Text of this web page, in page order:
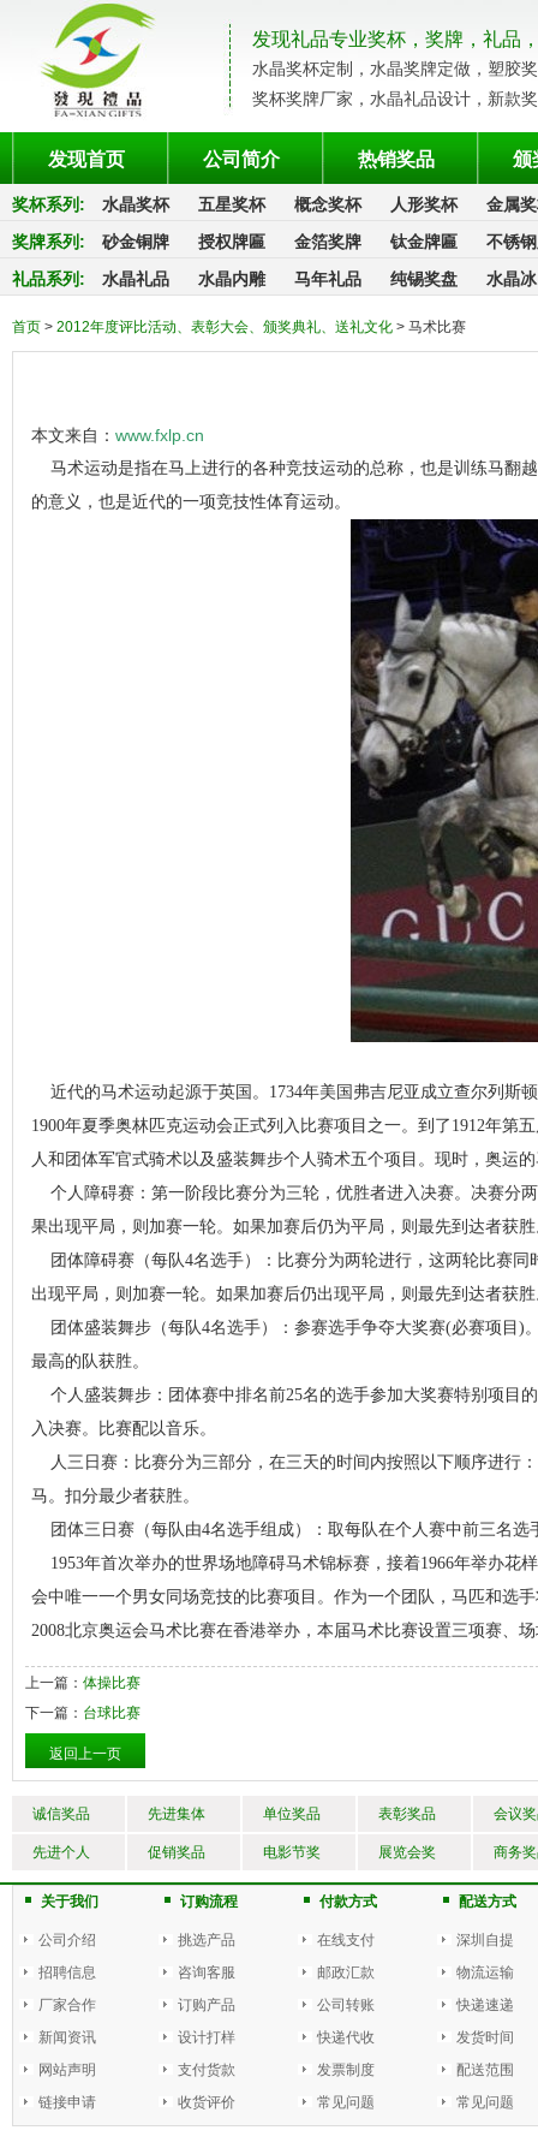
发现礼品专业奖杯，奖牌，礼品
水晶奖杯定制，水晶奖牌定做，塑胶
奖杯奖牌厂家，水晶礼品设计，新款
发现首页 公司简介 热销奖品 颁
奖杯系列 : 水晶奖杯 五星奖杯 概念奖杯 人形奖杯
金属
奖牌系列 : 砂金铜牌 授权牌匾 金箔奖牌 钛金牌匾
不锈
礼品系列 : 水晶礼品 水晶内雕 马年礼品 纯锡奖盘 水晶
首页 > 2012年度评比活动、表彰大会、颁奖典礼、送礼文化 > 马术比赛
本文来自： www.fxlp.cn
马术运动是指在马上进行的各种竞技运动的总称，也是训练马翻
的意义，也是近代的一项竞技性体育运动。
近代的马术运动起源于英国。 1734年美国弗吉尼亚成立查尔列斯
1900年夏季奥林匹克运动会正式列入比赛项目之一。到了 1912年第
人和团体军官式骑术以及盛装舞步个人骑术五个项目。现时，奥运
个人障碍赛：第一阶段比赛分为三轮，优胜者进入决赛。决赛分
果出现平局，则加赛一轮。如果加赛后仍为平局，则最先到达者获
团体障碍赛（每队4名选手）：比赛分为两轮进行，这两轮比赛
出现平局，则加赛一轮。如果加赛后仍出现平局，则最先到达者获
团体盛装舞步（每队4名选手）：参赛选手争夺大奖赛(必赛项目 )
最高的队获胜。
个人盛装舞步：团体赛中排名前25名的选手参加大奖赛特别项目
入决赛。比赛配以音乐。
人三日赛：比赛分为三部分，在三天的时间内按照以下顺序进行
马。扣分最少者获胜。
团体三日赛（每队由4名选手组成）：取每队在个人赛中前三名
1953年首次举办的世界场地障碍马术锦标赛，接着1966年举办花
会中唯一一个男女同场竞技的比赛项目。作为一个团队，马匹和选
2008北京奥运会马术比赛在香港举办，本届马术比赛设置三项赛、
上一篇： 体操比赛
下一篇： 台球比赛
返回上一页
诚信奖品 先进集体 单位奖品 表彰奖品 会议
先进个人 促销奖品 电影节奖 展览会奖 商务
关于我们
公司介绍
招聘信息
厂家合作
新闻资讯
网站声明
链接申请
订购流程
挑选产品
咨询客服
订购产品
设计打样
支付货款
收货评价
付款方式
在线支付
邮政汇款
公司转账
快递代收
发票制度
常见问题
配送方式
深圳自提
物流运输
快递速递
发货时间
配送范围
常见问题